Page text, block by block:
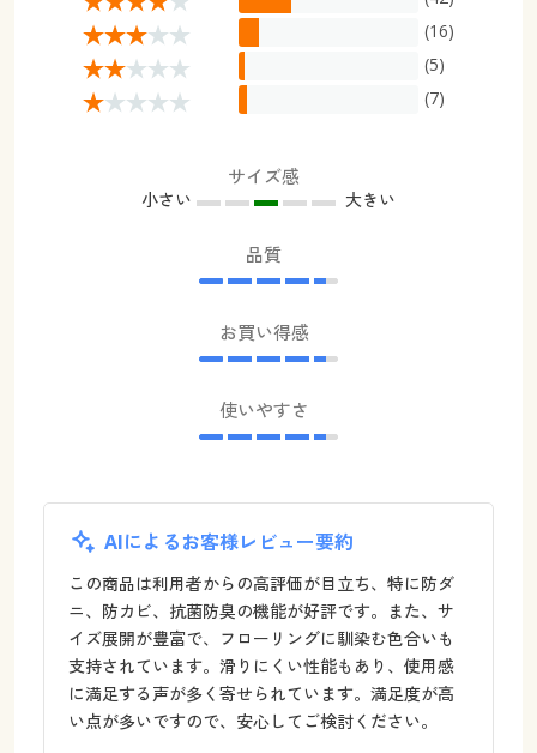
(16)
(5)
(7)
サイズ感
小さい 大きい
品質
お買い得感
使いやすさ
AIによるお客様レビュー要約
この商品は利用者からの高評価が目立ち、特に防ダ
ニ、防カビ、抗菌防臭の機能が好評です。また、サ
イズ展開が豊富で、フローリングに馴染む色合いも
支持されています。滑りにくい性能もあり、使用感
に満足する声が多く寄せられています。満足度が高
い点が多いですので、安心してご検討ください。